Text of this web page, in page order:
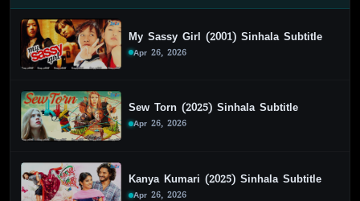
My Sassy Girl (2001) Sinhala Subtitle
Apr 26, 2026
Sew Torn (2025) Sinhala Subtitle
Apr 26, 2026
Kanya Kumari (2025) Sinhala Subtitle
Apr 26, 2026